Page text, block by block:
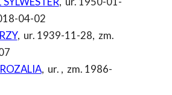
04-02
, ur. 1939-11-28, zm.
, ur. , zm. 1986-